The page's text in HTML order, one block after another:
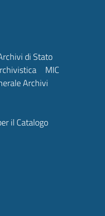
di Stato
MIC
Archivi
il Catalogo
Nazionali